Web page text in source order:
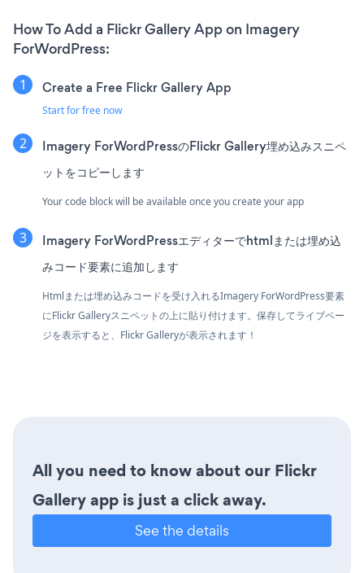
How To Add a Flickr Gallery App on Imagery
ForWordPress:
Create a Free Flickr Gallery App
Start for free now
Imagery ForWordPressのFlickr Gallery埋め込みスニペ
ットをコピーします
Your code block will be available once you create your app
Imagery ForWordPressエディターでhtmlまたは埋め込
みコード要素に追加します
Htmlまたは埋め込みコードを受け入れるImagery ForWordPress要素
にFlickr Galleryスニペットの上に貼り付けます。保存してライブペー
ジを表示すると、Flickr Galleryが表示されます！
All you need to know about our Flickr
Gallery app is just a click away.
See the details